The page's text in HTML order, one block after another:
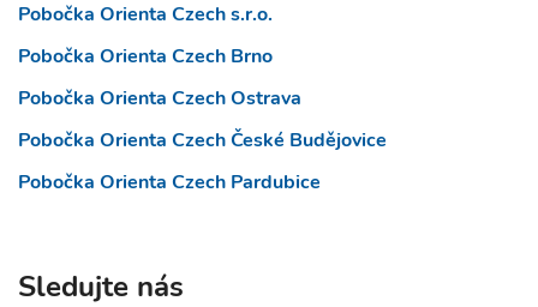
Pobočka Orienta Czech s.r.o.
Pobočka Orienta Czech Brno
Pobočka Orienta Czech Ostrava
Pobočka Orienta Czech České Budějovice
Pobočka Orienta Czech Pardubice
Sledujte nás